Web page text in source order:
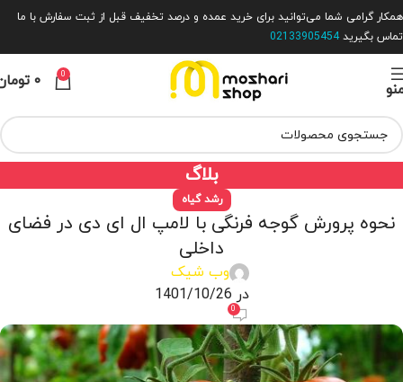
همکار گرامی شما می‌توانید برای خرید عمده و درصد تخفیف قبل از ثبت سفارش با ما
تماس بگیرید02133905454
0 ۰
بلاگ
رشد گیاه
نحوه پرورش گوجه فرنگی با لامپ ال ای دی در فضای
داخلی
وب شیک
در 1401/10/26
0